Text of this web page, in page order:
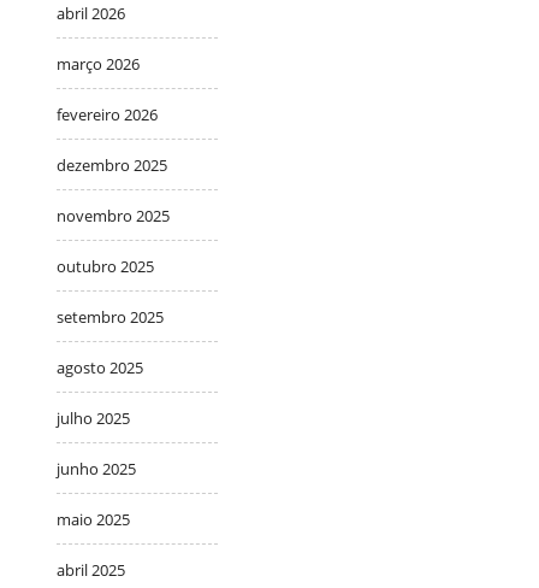
abril 2026
março 2026
fevereiro 2026
dezembro 2025
novembro 2025
outubro 2025
setembro 2025
agosto 2025
julho 2025
junho 2025
maio 2025
abril 2025